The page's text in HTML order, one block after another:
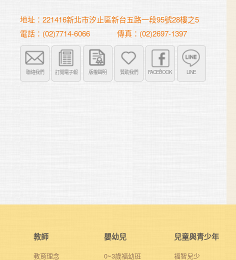
地址：221416新北市汐止區新台五路一段95號28樓之5
電話：(02)7714-6066
傳真：(02)2697-1397
聯絡我們 訂閱電子報 版權聲明 贊助我們 FACEBOOK LINE
教師
教育理念
嬰幼兒
0~3歲福幼班
兒童與青少年
福智兒少